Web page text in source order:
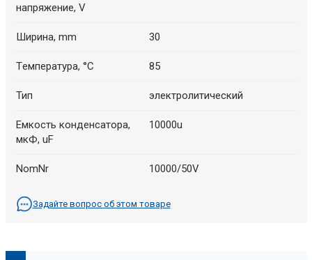
напряжение, V
Ширина, mm 30
Tемпература, °C 85
Тип электролитический
Емкость конденсатора,
мкФ, uF
10000u
NomNr 10000/50V
Задайте вопрос об этом товаре